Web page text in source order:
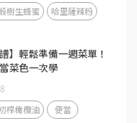
樹生蜂蜜
哈里薩辣粉
】輕鬆準備一週菜單！
菜色一次學
榨橄欖油
便當